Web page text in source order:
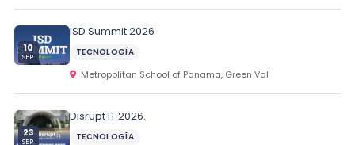
10
SEP.
ISD Summit 2026
TECNOLOGÍA
Metropolitan School of Panama, Green Val
23
SEP.
Disrupt IT 2026.
TECNOLOGÍA